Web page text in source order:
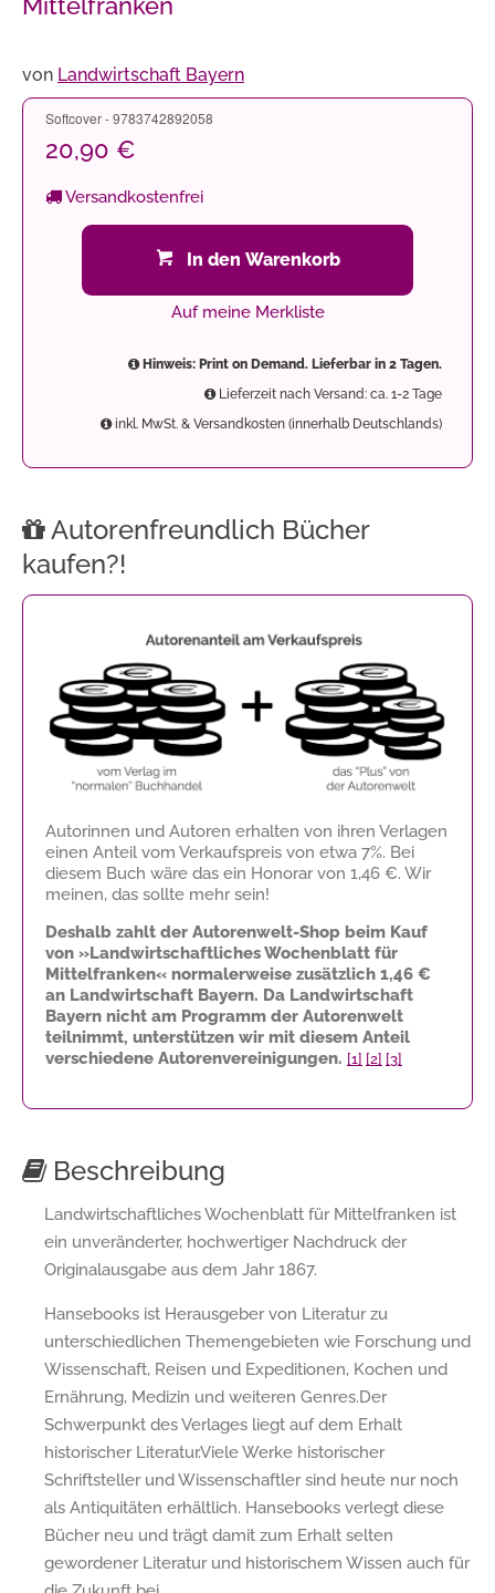
von Landwirtschaft Bayern
Softcover - 9783742892058
20,90 €
Versandkostenfrei
In den Warenkorb
Auf meine Merkliste
Hinweis: Print on Demand. Lieferbar in 2 Tagen.
Lieferzeit nach Versand: ca. 1-2 Tage
inkl. MwSt. & Versandkosten (innerhalb Deutschlands)
Autorenfreundlich Bücher
kaufen?!
Autorinnen und Autoren erhalten von ihren Verlagen
einen Anteil vom Verkaufspreis von etwa 7%. Bei
diesem Buch wäre das ein Honorar von 1,46 €. Wir
meinen, das sollte mehr sein!
Deshalb zahlt der Autorenwelt-Shop beim Kauf
von »Landwirtschaftliches Wochenblatt für
Mittelfranken« normalerweise zusätzlich 1,46 €
an Landwirtschaft Bayern. Da Landwirtschaft
Bayern nicht am Programm der Autorenwelt
teilnimmt, unterstützen wir mit diesem Anteil
verschiedene Autorenvereinigungen. [1] [2] [3]
Beschreibung
Landwirtschaftliches Wochenblatt für Mittelfranken ist
ein unveränderter, hochwertiger Nachdruck der
Originalausgabe aus dem Jahr 1867.
Hansebooks ist Herausgeber von Literatur zu
unterschiedlichen Themengebieten wie Forschung und
Wissenschaft, Reisen und Expeditionen, Kochen und
Ernährung, Medizin und weiteren Genres.Der
Schwerpunkt des Verlages liegt auf dem Erhalt
historischer Literatur.Viele Werke historischer
Schriftsteller und Wissenschaftler sind heute nur noch
als Antiquitäten erhältlich. Hansebooks verlegt diese
Bücher neu und trägt damit zum Erhalt selten
gewordener Literatur und historischem Wissen auch für